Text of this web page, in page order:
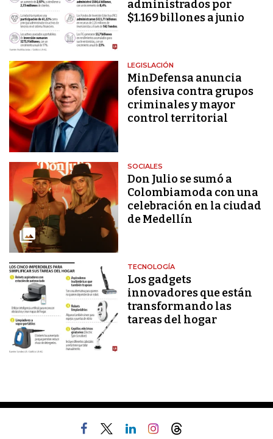
administrados por
$1.169 billones a junio
LEGISLACIÓN
MinDefensa anuncia
ofensiva contra grupos
criminales y mayor
control territorial
SOCIALES
Don Julio se sumó a
Colombiamoda con una
celebración en la ciudad
de Medellín
TECNOLOGÍA
Los gadgets
innovadores que están
transformando las
tareas del hogar